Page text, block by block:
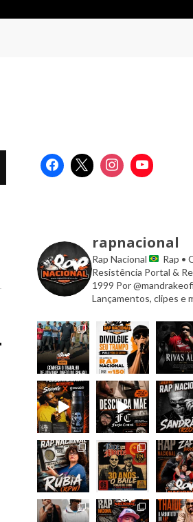
rapnacional
Rap Nacional
Rap •
Resistência Portal &
1999 Por
Lançamentos, clipes e